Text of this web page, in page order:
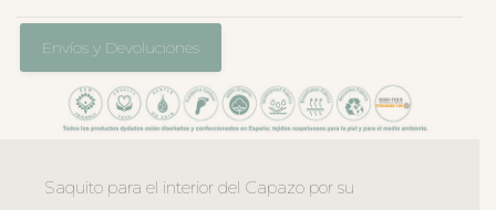
Envíos y Devoluciones
Saquito para el interior del Capazo por su